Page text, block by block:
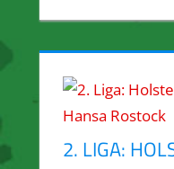
2. LIGA: